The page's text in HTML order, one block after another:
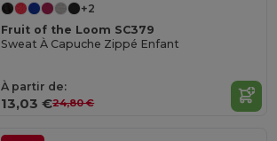
+2
Fruit of the Loom SC379
Sweat À Capuche Zippé Enfant
À partir de:
13,03 €24,80 €